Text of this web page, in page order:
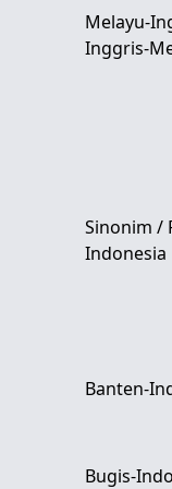
Melayu-
Inggris-
Sinonim /
Indonesia
Banten-
Bugis-